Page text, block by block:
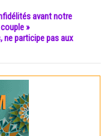
avant notre
»
ne participe pas aux